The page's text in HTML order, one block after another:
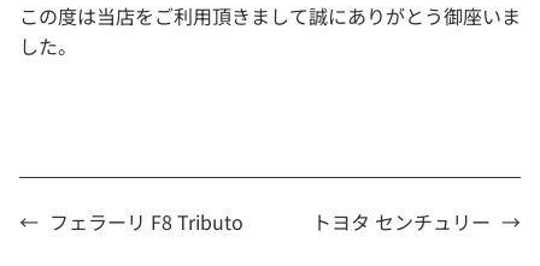
この度は当店をご利用頂きまして誠にありがとう御座いま
した。
← フェラーリ F8 Tributo トヨタ センチュリー →